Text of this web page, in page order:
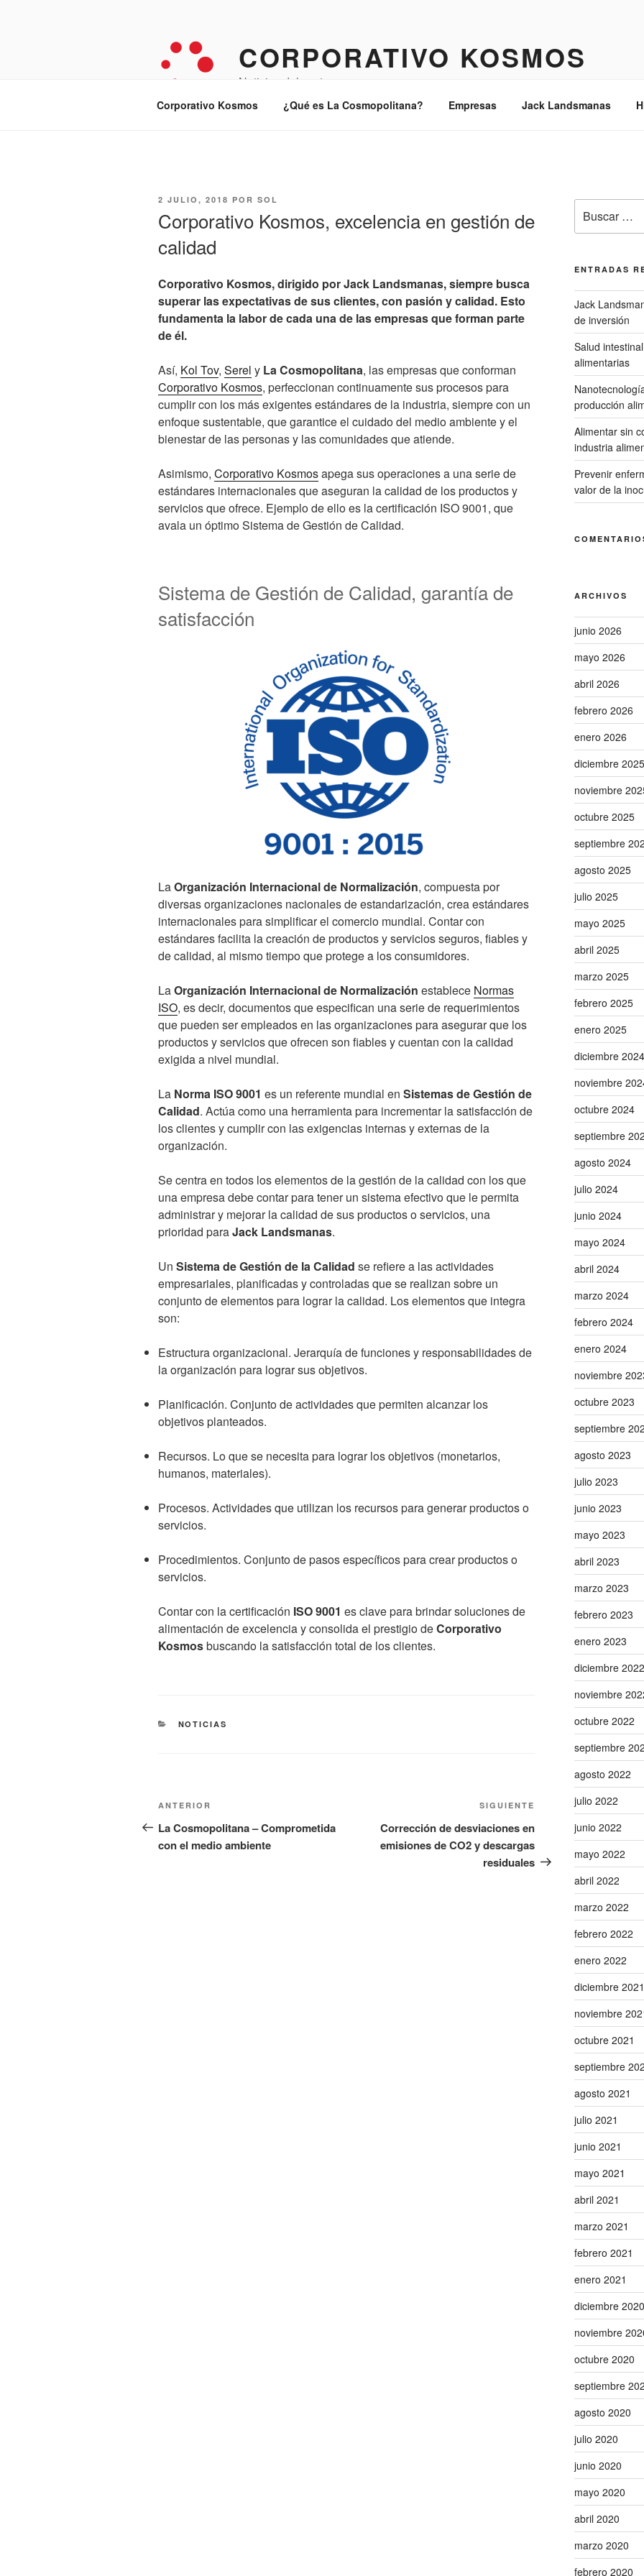
CORPORATIVO KOSMOS
Noticias del sector
Corporativo Kosmos ¿Qué es La Cosmopolitana? Empresas Jack Landsmanas
PUBLICADO
2 JULIO, 2018 POR SOL
Corporativo Kosmos, excelencia en gestión de
calidad
Corporativo Kosmos, dirigido por Jack Landsmanas, siempre busca
superar las expectativas de sus clientes, con pasión y calidad. Esto
fundamenta la labor de cada una de las empresas que forman parte
de él.
Así, Kol Tov, Serel y La Cosmopolitana, las empresas que conforman
Corporativo Kosmos, perfeccionan continuamente sus procesos para
cumplir con los más exigentes estándares de la industria, siempre con un
enfoque sustentable, que garantice el cuidado del medio ambiente y el
bienestar de las personas y las comunidades que atiende.
Asimismo, Corporativo Kosmosapega sus operaciones a una serie de
estándares internacionales que aseguran la calidad de los productos y
servicios que ofrece. Ejemplo de ello es la certificación ISO 9001, que
avala un óptimo Sistema de Gestión de Calidad.
Sistema de Gestión de Calidad, garantía de
satisfacción
LaOrganización Internacional de Normalización, compuesta por
diversas organizaciones nacionales de estandarización, crea estándares
internacionales para simplificar el comercio mundial. Contar con
estándares facilita la creación de productos y servicios seguros, fiables y
de calidad, al mismo tiempo que protege a los consumidores.
LaOrganización Internacional de Normalización establece Normas
ISO, es decir, documentos que especifican una serie de requerimientos
que pueden ser empleados en las organizaciones para asegurar que los
productos y servicios que ofrecen son fiables y cuentan con la calidad
exigida a nivel mundial.
La Norma ISO 9001 es un referente mundial en Sistemas de Gestión de
Calidad. Actúa como una herramienta para incrementar la satisfacción de
los clientes y cumplir con las exigencias internas y externas de la
organización.
Se centra en todos los elementos de la gestión de la calidad con los que
una empresa debe contar para tener un sistema efectivo que le permita
administrar y mejorar la calidad de sus productos o servicios, una
prioridad paraJack Landsmanas.
Un Sistema de Gestión de la Calidad se refiere a las actividades
empresariales, planificadas y controladas que se realizan sobre un
conjunto de elementos para lograr la calidad. Los elementos que integra
son:
Estructura organizacional. Jerarquía de funciones y responsabilidades de
la organización para lograr sus objetivos.
Planificación. Conjunto de actividades que permiten alcanzar los
objetivos planteados.
Recursos. Lo que se necesita para lograr los objetivos (monetarios,
humanos, materiales).
Procesos. Actividades que utilizan los recursos para generar productos o
servicios.
Procedimientos. Conjunto de pasos específicos para crear productos o
servicios.
Contar con la certificación ISO 9001 es clave para brindar soluciones de
alimentación de excelencia y consolida el prestigio deCorporativo
Kosmosbuscando la satisfacción total de los clientes.
CATEGORÍAS
NOTICIAS
Navegación
de
entradas
Entrada
anterior:
ANTERIOR
La Cosmopolitana – Comprometida
con el medio ambiente
Siguiente
entrada
SIGUIENTE
Corrección de desviaciones en
emisiones de CO2 y descargas
residuales
por:
ENTRADAS
Jack
de inversión
Salud
alimentarias
producción
Alimentar sin
industria
Prevenir
valor de la
ARCHIVOS
junio 2026
mayo 2026
abril 2026
febrero 2026
enero 2026
diciembre 2025
noviembre
octubre 2025
septiembre
agosto 2025
julio 2025
mayo 2025
abril 2025
marzo 2025
febrero 2025
enero 2025
diciembre 2024
noviembre
octubre 2024
septiembre
agosto 2024
julio 2024
junio 2024
mayo 2024
abril 2024
marzo 2024
febrero 2024
enero 2024
noviembre
octubre 2023
septiembre
agosto 2023
julio 2023
junio 2023
mayo 2023
abril 2023
marzo 2023
febrero 2023
enero 2023
diciembre 2022
noviembre
octubre 2022
septiembre
agosto 2022
julio 2022
junio 2022
mayo 2022
abril 2022
marzo 2022
febrero 2022
enero 2022
diciembre 2021
noviembre
octubre 2021
septiembre
agosto 2021
julio 2021
junio 2021
mayo 2021
abril 2021
marzo 2021
febrero 2021
enero 2021
diciembre 2020
noviembre
octubre 2020
septiembre
agosto 2020
julio 2020
junio 2020
mayo 2020
abril 2020
marzo 2020
febrero 2020